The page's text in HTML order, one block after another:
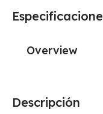
Descripción
Overview